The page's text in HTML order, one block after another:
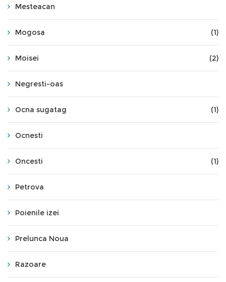
Mesteacan
Mogosa (1)
Moisei (2)
Negresti-oas
Ocna sugatag (1)
Ocnesti
Oncesti (1)
Petrova
Poienile izei
Prelunca Noua
Razoare